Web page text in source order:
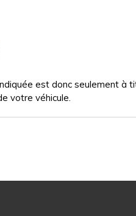
est donc seulement
votre véhicule.